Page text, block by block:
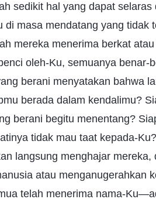
sedikit hal yang dapat
di masa mendatang yang tidak
mereka menerima berkat
oleh-Ku, semuanya benar-
berani menyatakan bahwa
berada dalam kendalimu?
berani begitu menentang?
tidak mau taat kepada-
langsung menghajar
atau menganugerahkan
telah menerima nama-